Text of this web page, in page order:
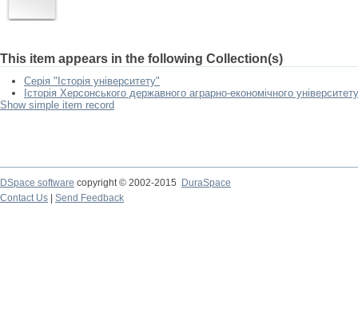
This item appears in the following Collection(s)
Серія "Історія університету"
Історія Херсонського державного аграрно-економічного університету
Show simple item record
DSpace software copyright © 2002-2015
DuraSpace
Contact Us
Send Feedback